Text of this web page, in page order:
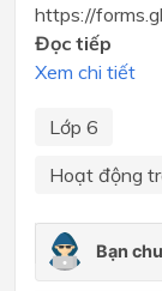
https://
Đọc tiếp
Xem chi tiết
Lớp 6
Hoạt động